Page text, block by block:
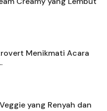
Menikmati Acara
yang Renyah dan